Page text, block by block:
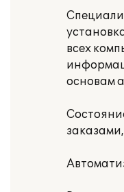
всех
основам